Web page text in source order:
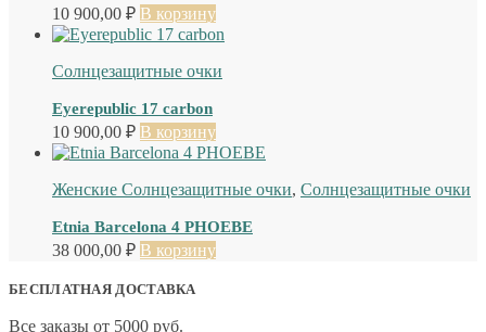
10 900,00 ₽ В корзину
Солнцезащитные очки
Eyerepublic 17 carbon
10 900,00 ₽ В корзину
Женские Солнцезащитные очки, Солнцезащитные очки
Etnia Barcelona 4 PHOEBE
38 000,00 ₽ В корзину
БЕСПЛАТНАЯ ДОСТАВКА
Все заказы от 5000 руб.